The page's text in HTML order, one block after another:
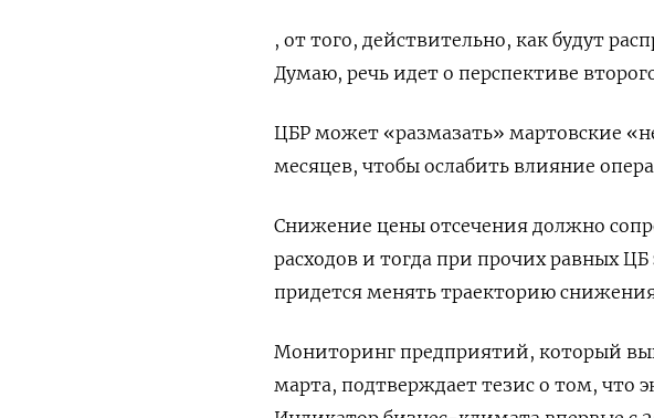
, от того, действительно, как будут
Думаю, речь идет о перспективе
ЦБР может «размазать» мартовские
месяцев, чтобы ослабить влияние
Снижение цены отсечения ​должно
расходов и ‌тогда при прочих равных ЦБ
придется менять траекторию
Мониторинг предприятий, который
марта, подтверждает тезис о том, что